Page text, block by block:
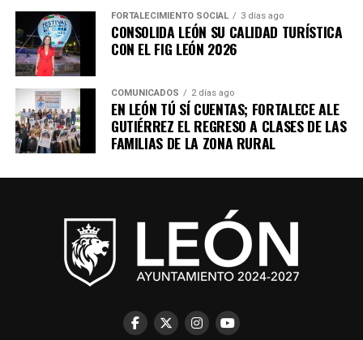
FORTALECIMIENTO SOCIAL 3 días ago
CONSOLIDA LEÓN SU CALIDAD TURÍSTICA
CON EL FIG LEÓN 2026
COMUNICADOS 2 días ago
EN LEÓN TÚ SÍ CUENTAS; FORTALECE ALE
GUTIÉRREZ EL REGRESO A CLASES DE LAS
FAMILIAS DE LA ZONA RURAL